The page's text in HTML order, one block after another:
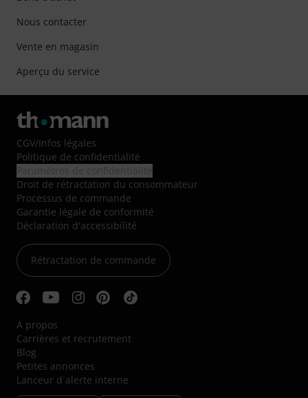
Nous contacter
Vente en magasin
Aperçu du service
CGV/Infos légales
Politique de confidentialité
Droit de rétractation du consommateur
Processus de commande
Garantie légale de conformité
Déclaration d'accessibilité
Rétractation de commande
A propos
Carrières et recrutement
Blog
Petites annonces
Lanceur d´alerte interne